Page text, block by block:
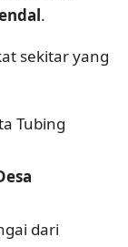
.
sekitar yang
Tubing
dari